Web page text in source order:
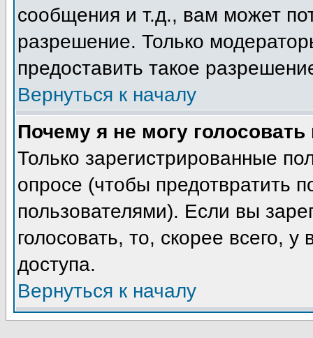
сообщения и т.д., вам может
разрешение. Только
предоставить такое
Вернуться к началу
Почему я не могу голосовать
Только зарегистрированные
опросе (чтобы предотвратить
пользователями). Если вы
голосовать, то, скорее всего,
доступа.
Вернуться к началу